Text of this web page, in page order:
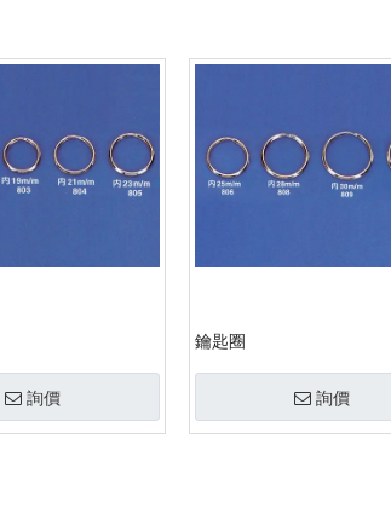
詢價
鑰匙圈
詢價